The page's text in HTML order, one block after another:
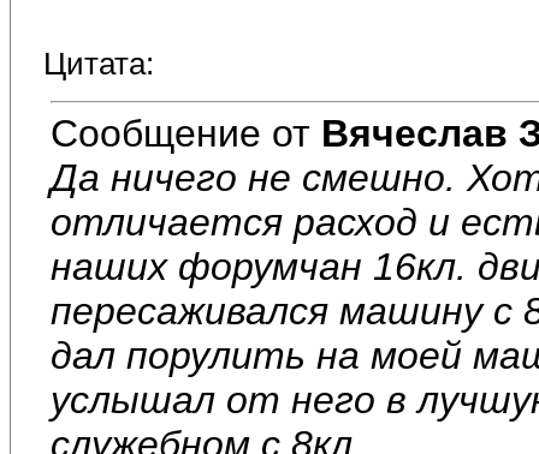
Цитата:
Сообщение от Вячеслав
Да ничего не смешно.
отличается расход и
наших форумчан 16кл.
пересаживался машину с
дал порулить на моей
услышал от него в
служебном с 8кл.